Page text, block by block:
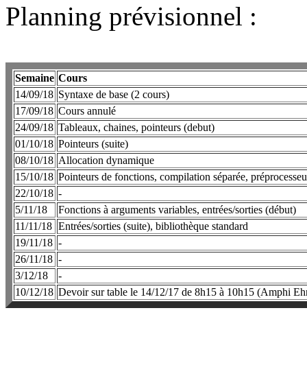
Planning prévisionnel :
Semaine Cours
14/09/18 Syntaxe de base (2 cours)
17/09/18 Cours annulé
24/09/18 Tableaux, chaines, pointeurs (debut)
01/10/18 Pointeurs (suite)
08/10/18 Allocation dynamique
15/10/18 Pointeurs de fonctions, compilation séparée,
22/10/18 -
5/11/18
Fonctions à arguments variables, entrées/sorties (début)
11/11/18 Entrées/sorties (suite), bibliothèque standard
19/11/18 -
26/11/18 -
3/12/18
-
10/12/18 Devoir sur table le 14/12/17 de 8h15 à 10h15 (Amphi